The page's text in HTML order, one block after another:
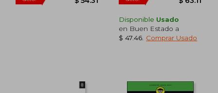
Disponible Usado
en Buen Estado a
$ 47.46 Comprar Usado